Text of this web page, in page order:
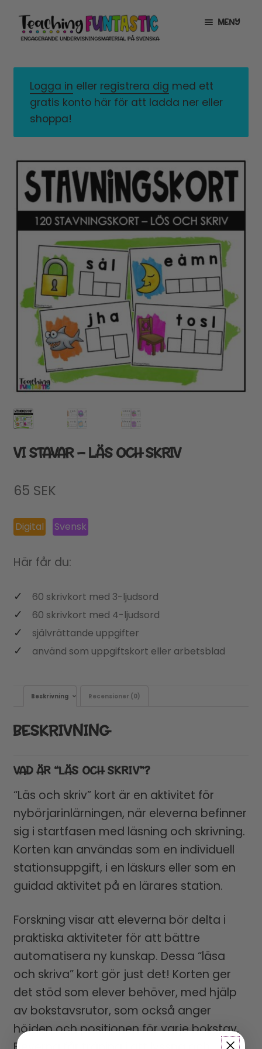
Hoppa
till
navigering
Gå
till
innehåll
MENY
MITT KONTO
GRATISMATERIAL
LICENSER
EXPANDERA
UNDERMENY
TYPSNITT
Logga in eller registrera dig med ett
gratis konto här för att ladda ner eller
shoppa!
VI STAVAR – LÄS OCH SKRIV
65 SEK
Digital Svensk
Här får du:
60 skrivkort med 3-ljudsord
60 skrivkort med 4-ljudsord
självrättande uppgifter
använd som uppgiftskort eller arbetsblad
Beskrivning Recensioner (0)
BESKRIVNING
VAD ÄR “LÄS OCH SKRIV”?
“Läs och skriv” kort är en aktivitet för
nybörjarinlärningen, när eleverna befinner
sig i startfasen med läsning och skrivning.
Korten kan användas som en individuell
stationsuppgift, i en läskurs eller som en
guidad aktivitet på en lärares station.
Forskning visar att eleverna bör delta i
praktiska aktiviteter för att bättre
automatisera ny kunskap. Dessa “läsa
och skriva” kort gör just det! Korten ger
det stöd som elever behöver, med hjälp
av bokstavsrutor, som också anger
höjden och positionen för varje bokstav.